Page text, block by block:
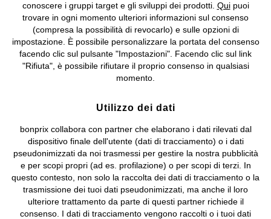
©2026 bonprix.Tutti i diritti riservati.
bonprix S.r.l. con socio unico, sede legale: via Adua 33 - 13855
Valdengo (BI) C.F. 01510910027 - P.I. 01939830020, Reg. Imprese di
Biella n. 01510910027, R.E.A. BI - 171345, N. Reg. Pile:
IT09060P00000858, N. Reg. AEE: IT08020000002105 Capitale
Sociale: euro 1.000.000 i.v, Società soggetta all'attività di direzione
e coordinamento di bonprix Beteiligungs -Verwaltungsgesellschaft
conoscere i gruppi target e gli sviluppi dei prodotti. Quipuoi
trovare in ogni momento ulteriori informazioni sul consenso
(compresa la possibilità di revocarlo) e sulle opzioni di
impostazione. È possibile personalizzare la portata del consenso
facendo clic sul pulsante "Impostazioni". Facendo clic sul link
"Rifiuta", è possibile rifiutare il proprio consenso in qualsiasi
momento.
Utilizzo dei dati
bonprix collabora con partner che elaborano i dati rilevati dal
dispositivo finale dell'utente (dati di tracciamento) o i dati
pseudonimizzati da noi trasmessi per gestire la nostra pubblicità
e per scopi propri (ad es. profilazione) o per scopi di terzi. In
questo contesto, non solo la raccolta dei dati di tracciamento o la
trasmissione dei tuoi dati pseudonimizzati, ma anche il loro
ulteriore trattamento da parte di questi partner richiede il
consenso. I dati di tracciamento vengono raccolti o i tuoi dati